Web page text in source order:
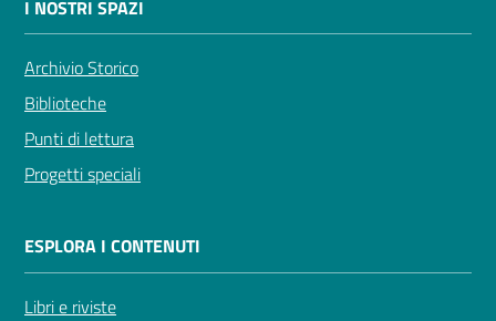
Novità
e
consigli
I NOSTRI SPAZI
Archivio Storico
Biblioteche
Punti di lettura
Progetti speciali
ESPLORA I CONTENUTI
Libri e riviste